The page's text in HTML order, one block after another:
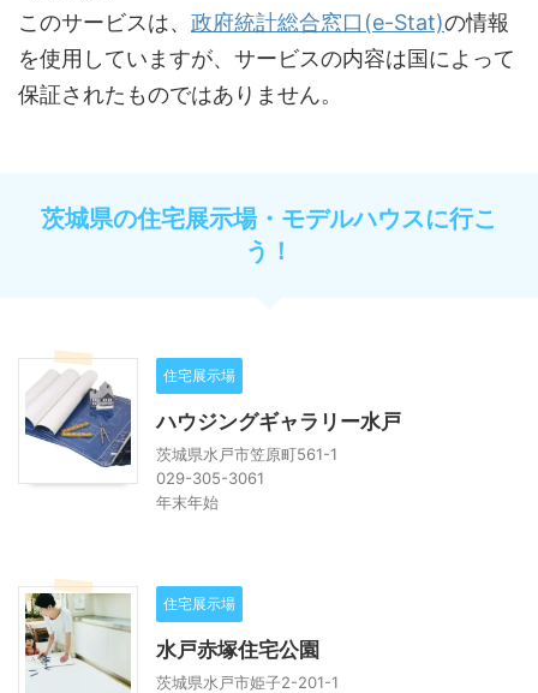
このサービスは、 政府統計総合窓口(e-Stat)の情報
を使用していますが、サービスの内容は国によって
保証されたものではありません。
茨城県の住宅展示場・モデルハウスに行こ
う！
住宅展示場
ハウジングギャラリー水戸
茨城県水戸市笠原町561-1
029-305-3061
年末年始
住宅展示場
水戸赤塚住宅公園
茨城県水戸市姫子2-201-1